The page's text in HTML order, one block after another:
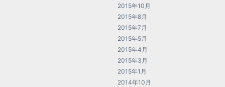
2015年10月
2015年8月
2015年7月
2015年5月
2015年4月
2015年3月
2015年1月
2014年10月